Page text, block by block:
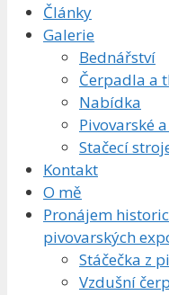
Články
Galerie
Bednářství
Čerpadla a
Nabídka
Pivovarské
Stačecí
Kontakt
O mě
Pronájem
pivovarských
Stáčečka z
Vzdušní